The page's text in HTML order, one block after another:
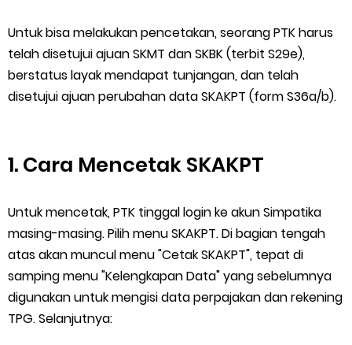
Cara Aktivasi PTK di EMIS GTK
Saturday, 8 August
Untuk bisa melakukan pencetakan, seorang PTK harus
telah disetujui ajuan SKMT dan SKBK (terbit S29e),
berstatus layak mendapat tunjangan, dan telah
disetujui ajuan perubahan data SKAKPT (form S36a/b).
1. Cara Mencetak SKAKPT
Untuk mencetak, PTK tinggal login ke akun Simpatika
masing-masing. Pilih menu SKAKPT. Di bagian tengah
atas akan muncul menu "Cetak SKAKPT", tepat di
samping menu "Kelengkapan Data" yang sebelumnya
digunakan untuk mengisi data perpajakan dan rekening
TPG. Selanjutnya: